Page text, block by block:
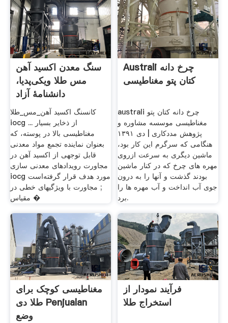
سنگ معدن اکسید آهن
مس طلا ویکی‌پدیا،
دانشنامهٔ آزاد
کانسنگ اکسید آهن_مس_طلا
iocg از ذخایر بسیار ...
مغناطیسی بالا در پوسته، که
بعنوان نماینده تجمع مواد معدنی
قابل توجهی از اکسید آهن در
مجاورت رویدادهای معدنی سازی
iocg مورد هدف قرار گرفته‌است
; مجاورت با ویژگیهای خطی در
مقیاس �
Australi چرخ دانه
کتان پتو مغناطیسی
australi چرخ دانه کتان پتو
مغناطیسی موسسه مشاوره و
پژوهش مددکاری | دی ۱۳۹۱
هنگامی که سرگرم این کار بود،
ماشین دیگری به سرعت ازروی
مهره های چرخ که در کنار ماشین
بودند گذشت و آنها را به درون
جوی آب انداخت و آب مهره ها را
برد.
مغناطیسی کوچک برای
طلا دی Penjualan
وضع
فرآیند نمودار از
استخراج طلا